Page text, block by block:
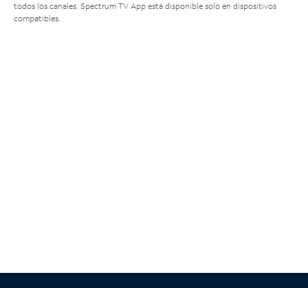
todos los canales. Spectrum TV App está disponible solo en dispositivos
compatibles.